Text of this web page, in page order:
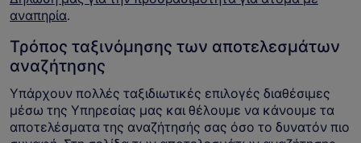
αναπηρία.
Τρόπος ταξινόμησης των αποτελεσμάτων
αναζήτησης
Υπάρχουν πολλές ταξιδιωτικές επιλογές διαθέσιμες
μέσω της Υπηρεσίας μας και θέλουμε να κάνουμε τα
αποτελέσματα της αναζήτησής σας όσο το δυνατόν πιο